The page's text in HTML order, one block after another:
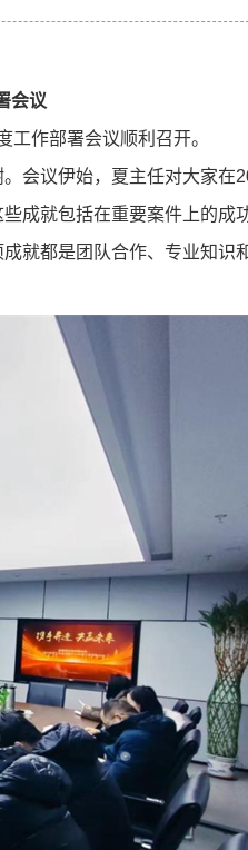
会议
作部署会议顺利召开。
会议伊始，夏主任对大家在
成就包括在重要案件上的成
就都是团队合作、专业知识